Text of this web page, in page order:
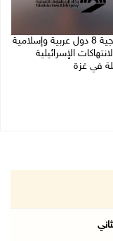
وزراء خارجية 8 دول عربية وإسلامية
الإسرائيلية
في غزة